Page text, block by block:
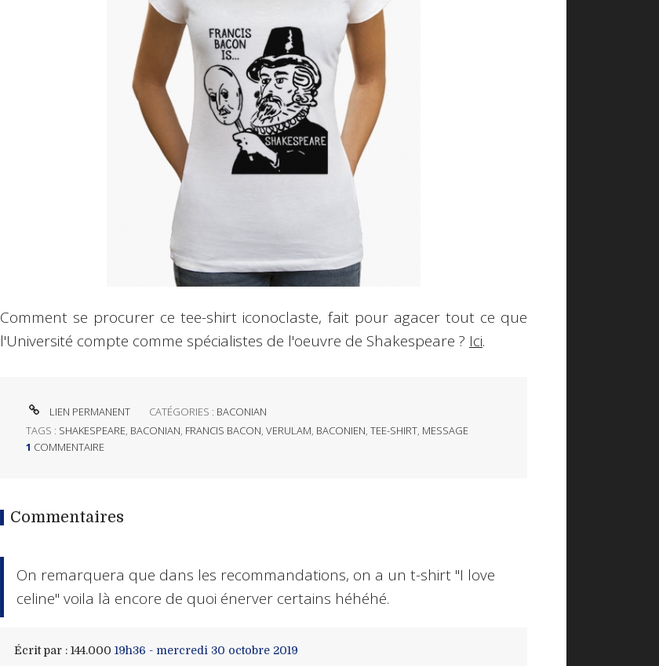
Comment se procurer ce tee-shirt iconoclaste, fait pour agacer tout ce que
l'Université compte comme spécialistes de l'oeuvre de Shakespeare ? Ici.
LIEN PERMANENT CATÉGORIES : BACONIAN
TAGS : SHAKESPEARE, BACONIAN, FRANCIS BACON, VERULAM, BACONIEN, TEE-SHIRT, MESSAGE
1 COMMENTAIRE
Commentaires
On remarquera que dans les recommandations, on a un t-shirt "I love
celine" voila là encore de quoi énerver certains héhéhé.
Écrit par : 144.000 19h36 - mercredi 30 octobre 2019